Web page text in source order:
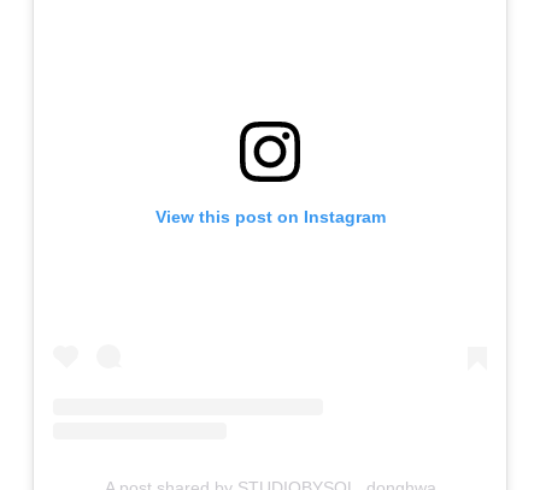
View this post on Instagram